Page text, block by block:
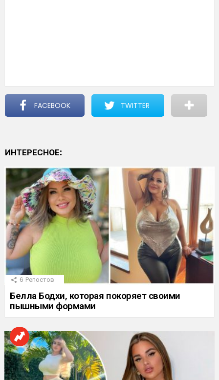
FACEBOOK TWITTER
ИНТЕРЕСНОЕ:
6 Репостов
Белла Бодхи, которая покоряет своими
пышными формами